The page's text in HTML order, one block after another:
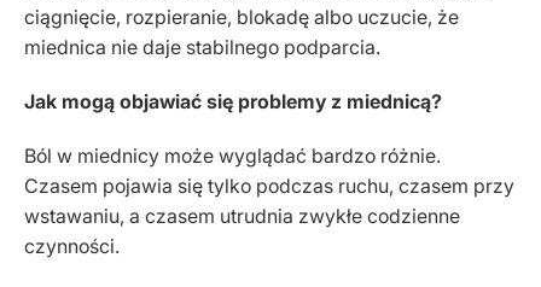
ciągnięcie, rozpieranie, blokadę albo uczucie, że
miednica nie daje stabilnego podparcia.
Jak mogą objawiać się problemy z miednicą?
Ból w miednicy może wyglądać bardzo różnie.
Czasem pojawia się tylko podczas ruchu, czasem przy
wstawaniu, a czasem utrudnia zwykłe codzienne
czynności.